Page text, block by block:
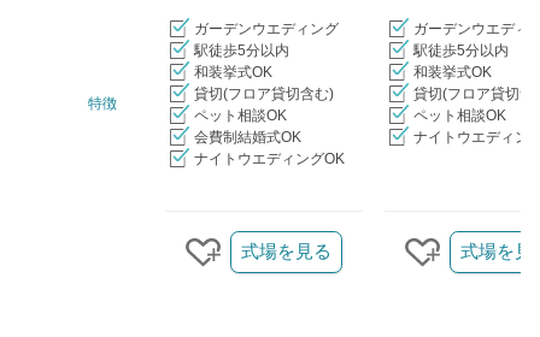
特徴
ガーデンウエディング
駅徒歩5分以内
和装挙式OK
貸切(フロア貸切含む)
ペット相談OK
会費制結婚式OK
ナイトウエディングOK
ガーデンウエディ
駅徒歩5分以内
和装挙式OK
貸切(フロア貸切含
ペット相談OK
ナイトウエディン
クリップする
式場を見る
クリップす
式場を見